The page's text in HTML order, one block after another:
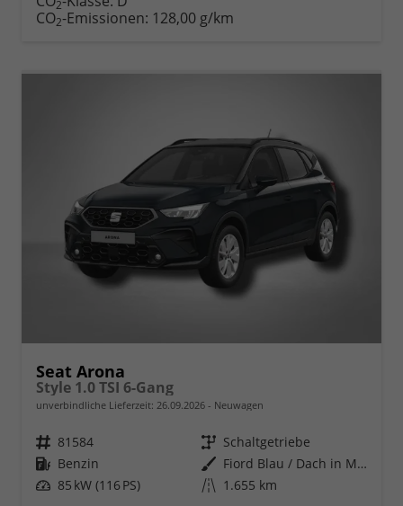
2
CO2-Emissionen: 128,00 g/km
Seat Arona
Style 1.0 TSI 6-Gang
unverbindliche Lieferzeit: 26.09.2026 Neuwagen
Fahrzeugnr. 81584 Getriebe Schaltgetriebe
Kraftstoff Benzin Außenfarbe
Fiord Blau / Dach in Midnight Schwarz Metallic
Leistung 85 kW (116 PS) Kilometerstand 1.655 km